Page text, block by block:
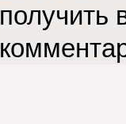
получить